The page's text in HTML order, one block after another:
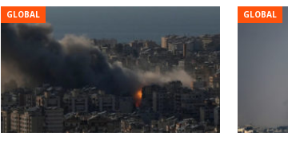
GLOBAL GLOBAL